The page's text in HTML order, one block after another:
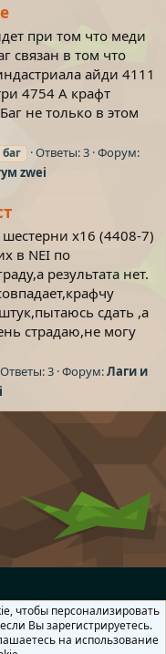
при том что меди
связан в том что
айди 4111
4754 А крафт
не только в этом
баг Ответы: 3 Форум:
zwei
х16 (4408-7)
в NEI по
результата нет.
сдать ,а
страдаю,не могу
Ответы: 3 Форум:Лаги и
чтобы персонализировать
Вы зарегистрируетесь.
на использование